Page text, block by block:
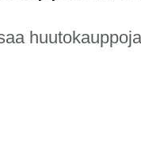
huutokauppoja